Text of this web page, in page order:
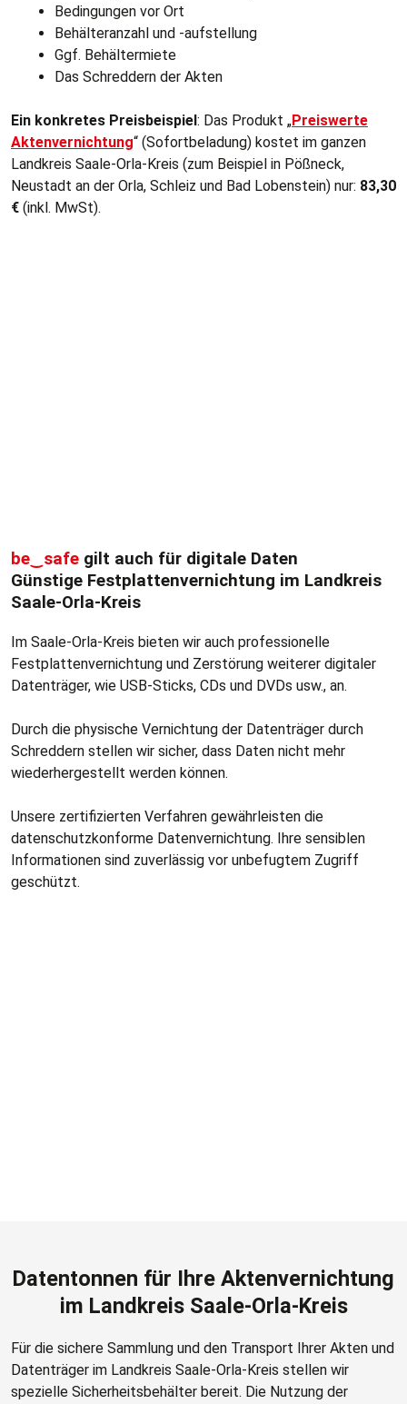
Bedingungen vor Ort
Behälteranzahl und -aufstellung
Ggf. Behältermiete
Das Schreddern der Akten
Ein konkretes Preisbeispiel: Das Produkt „Preiswerte
Aktenvernichtung“ (Sofortbeladung) kostet im ganzen
Landkreis Saale-Orla-Kreis (zum Beispiel in Pößneck,
Neustadt an der Orla, Schleiz und Bad Lobenstein) nur: 83,30
€ (inkl. MwSt).
be‿safe gilt auch für digitale Daten
Günstige Festplattenvernichtung im Landkreis
Saale-Orla-Kreis
Im Saale-Orla-Kreis bieten wir auch professionelle
Festplattenvernichtung und Zerstörung weiterer digitaler
Datenträger, wie USB-Sticks, CDs und DVDs usw., an.
Durch die physische Vernichtung der Datenträger durch
Schreddern stellen wir sicher, dass Daten nicht mehr
wiederhergestellt werden können.
Unsere zertifizierten Verfahren gewährleisten die
datenschutzkonforme Datenvernichtung. Ihre sensiblen
Informationen sind zuverlässig vor unbefugtem Zugriff
geschützt.
Datentonnen für Ihre Aktenvernichtung
im Landkreis Saale-Orla-Kreis
Für die sichere Sammlung und den Transport Ihrer Akten und
Datenträger im Landkreis Saale-Orla-Kreis stellen wir
spezielle Sicherheitsbehälter bereit. Die Nutzung der